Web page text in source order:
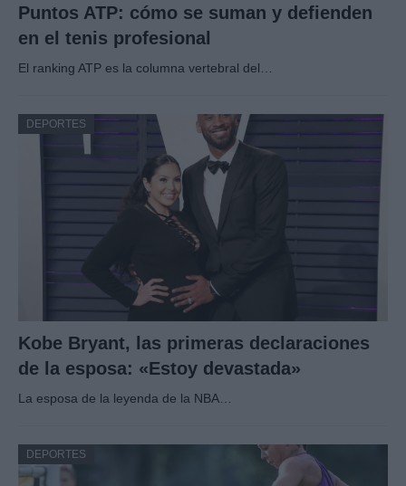
Puntos ATP: cómo se suman y defienden
en el tenis profesional
El ranking ATP es la columna vertebral del…
DEPORTES
Kobe Bryant, las primeras declaraciones
de la esposa: «Estoy devastada»
La esposa de la leyenda de la NBA…
DEPORTES